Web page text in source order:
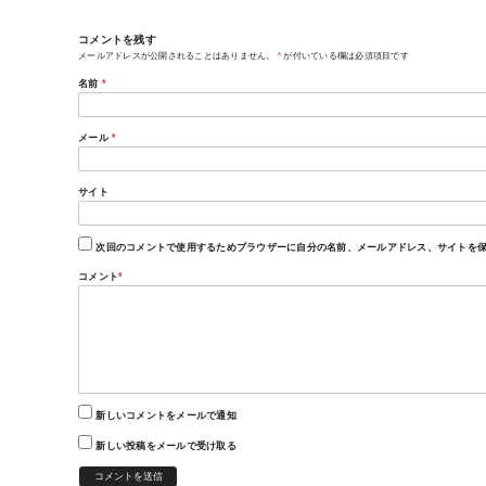
コメントを残す
メールアドレスが公開されることはありません。 * が付いている欄は必須項目です
名前 *
メール *
サイト
次回のコメントで使用するためブラウザーに自分の名前、メールアドレス、サイトを保
コメント*
新しいコメントをメールで通知
新しい投稿をメールで受け取る